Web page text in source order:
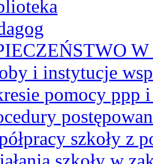
i instytucje
pomocy ppp
szkoły z